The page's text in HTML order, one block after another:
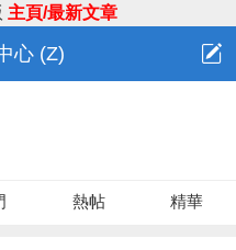
主頁/最新文章
心 (Z)
熱帖 精華